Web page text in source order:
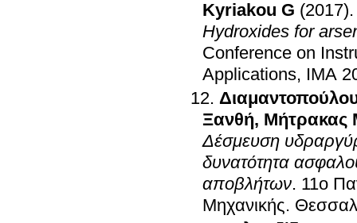
Kyriakou G (2017)
Hydroxides for
Conference on
Applications, IMA
Ξανθή, Μήτρακας
Δέσμευση
δυνατότητα
αποβλήτων. 11ο
Μηχανικής.